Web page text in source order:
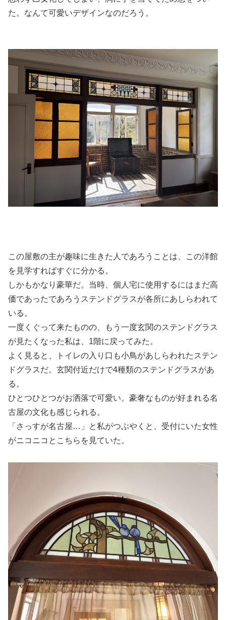
た。なんて可愛いデザインなのだろう。
この屋敷の主が趣味に生きた人であろうことは、この洋館
を見学すればすぐに分かる。
しかもかなり豪華だ。当時、個人宅に使用するにはまだ高
価であったであろうステンドグラスが各所にあしらわれて
いる。
一度くぐって来たものの、もう一度玄関のステンドグラス
が見たくなった私は、1階に戻ってみた。
よく見ると、トイレの入り口も小鳥があしらわれたステン
ドグラスだ。玄関付近だけで4種類のステンドグラスがあ
る。
ひとつひとつがお洒落で可愛い。豪奢なものが好まれる名
古屋の文化も感じられる。
「さっすが名古屋…」と私がつぶやくと、受付にいた女性
がニコニコとこちらを見ていた。